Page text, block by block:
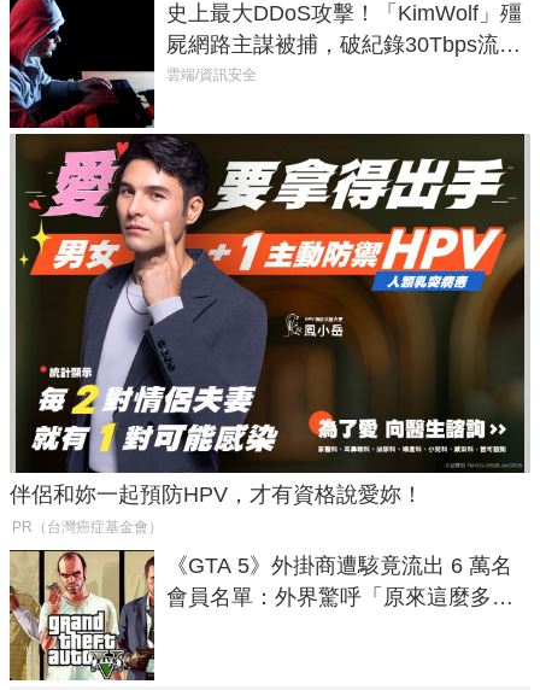
史上最大DDoS攻擊！「KimWolf」殭
屍網路主謀被捕，破紀錄30Tbps流量
癱瘓全球！
雲端/資訊安全
伴侶和妳一起預防HPV，才有資格說愛妳！
PR（台灣癌症基金會）
《GTA 5》外掛商遭駭竟流出 6 萬名
會員名單：外界驚呼「原來這麼多人